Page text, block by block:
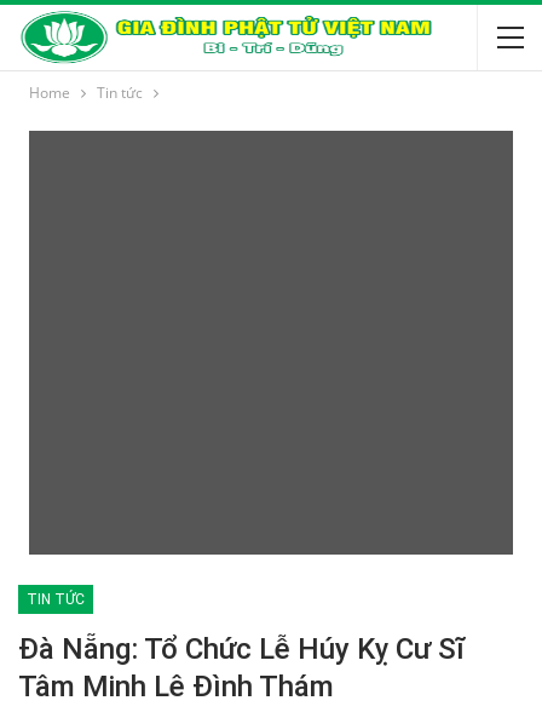
Home Tin tức
TIN TỨC
Đà Nẵng: Tổ Chức Lễ Húy Kỵ Cư Sĩ
Tâm Minh Lê Đình Thám